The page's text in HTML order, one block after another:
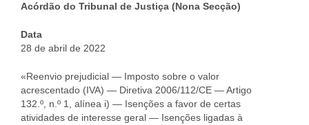
Acórdão do Tribunal de Justiça (Nona Secção)
Data
28 de abril de 2022
«Reenvio prejudicial — Imposto sobre o valor
acrescentado (IVA) — Diretiva 2006/112/CE — Artigo
132.º, n.º 1, alínea i) — Isenções a favor de certas
atividades de interesse geral — Isenções ligadas à